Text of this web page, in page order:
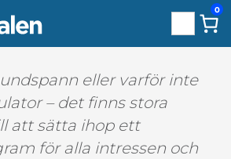
0
eller varför inte
– det finns stora
att sätta ihop ett
för alla intressen och